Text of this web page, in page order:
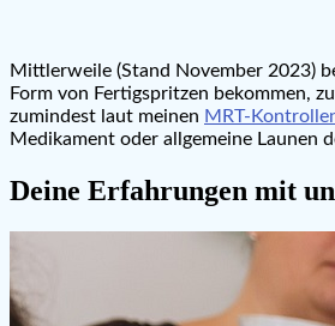
Mittlerweile (Stand November 2023)
Form von Fertigspritzen bekommen,
zumindest laut meinen MRT-
Medikament oder allgemeine Launen
Deine Erfahrungen mit